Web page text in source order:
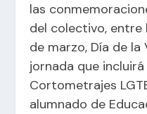
las
del colectivo, entre
de marzo, Día de la
jornada que
Cortometrajes
alumnado de